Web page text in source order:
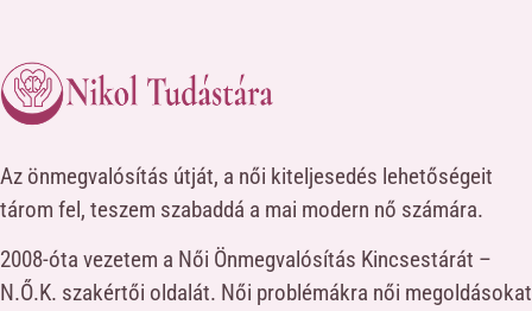
Az önmegvalósítás útját, a női kiteljesedés lehetőségeit
tárom fel, teszem szabaddá a mai modern nő számára.
2008-óta vezetem a Női Önmegvalósítás Kincsestárát –
N.Ő.K. szakértői oldalát. Női problémákra női megoldásokat